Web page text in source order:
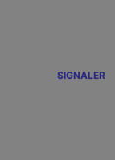
SIGNALER